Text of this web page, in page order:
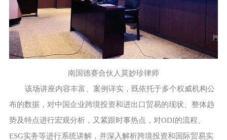
南国德赛合伙人莫妙珍律师
该场讲座内容丰富、案例详实，既依托于多个权威机构公
布的数据，对中国企业跨境投资和进出口贸易的现状、整体趋
势及特点进行宏观分析，又紧跟时事热点，对ODI的流程、
ESG实务等进行系统讲解，并深入解析跨境投资和国际贸易实